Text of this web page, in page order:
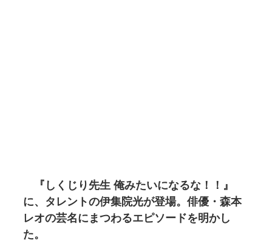
『しくじり先生 俺みたいになるな！！』
に、タレントの伊集院光が登場。俳優・森本
レオの芸名にまつわるエピソードを明かし
た。